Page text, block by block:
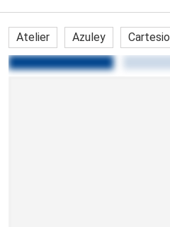
Atelier Azuley Cartesio